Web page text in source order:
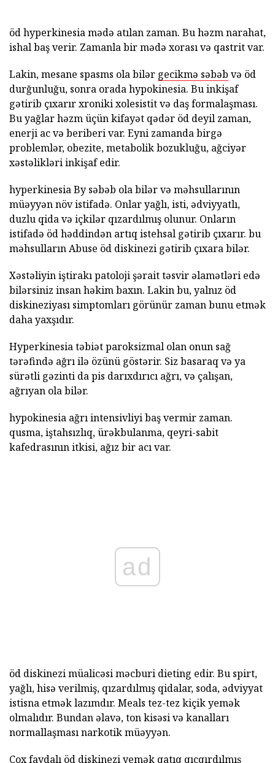
öd hyperkinesia mədə atılan zaman. Bu həzm narahat,
ishal baş verir. Zamanla bir mədə xorası və qastrit var.
Lakin, mesane spasms ola bilər gecikmə səbəb və öd
durğunluğu, sonra orada hypokinesia. Bu inkişaf
gətirib çıxarır xroniki xolesistit və daş formalaşması.
Bu yağlar həzm üçün kifayət qədər öd deyil zaman,
enerji ac və beriberi var. Eyni zamanda birgə
problemlər, obezite, metabolik bozukluğu, ağciyər
xəstəlikləri inkişaf edir.
hyperkinesia By səbəb ola bilər və məhsullarının
müəyyən növ istifadə. Onlar yağlı, isti, ədviyyatlı,
duzlu qida və içkilər qızardılmış olunur. Onların
istifadə öd həddindən artıq istehsal gətirib çıxarır. bu
məhsulların Abuse öd diskinezi gətirib çıxara bilər.
Xəstəliyin iştirakı patoloji şərait təsvir əlamətləri edə
bilərsiniz insan həkim baxın. Lakin bu, yalnız öd
diskineziyası simptomları görünür zaman bunu etmək
daha yaxşıdır.
Hyperkinesia təbiət paroksizmal olan onun sağ
tərəfində ağrı ilə özünü göstərir. Siz basaraq və ya
sürətli gəzinti da pis darıxdırıcı ağrı, və çalışan,
ağrıyan ola bilər.
hypokinesia ağrı intensivliyi baş vermir zaman.
qusma, iştahsızlıq, ürəkbulanma, qeyri-sabit
kafedrasının itkisi, ağız bir acı var.
ad
öd diskinezi müalicəsi məcburi dieting edir. Bu spirt,
yağlı, hisə verilmiş, qızardılmış qidalar, soda, ədviyyat
istisna etmək lazımdır. Meals tez-tez kiçik yemək
olmalıdır. Bundan əlavə, ton kisəsi və kanalları
normallaşması narkotik müəyyən.
Çox faydalı öd diskinezi yemək qatıq qıcqırdılmış